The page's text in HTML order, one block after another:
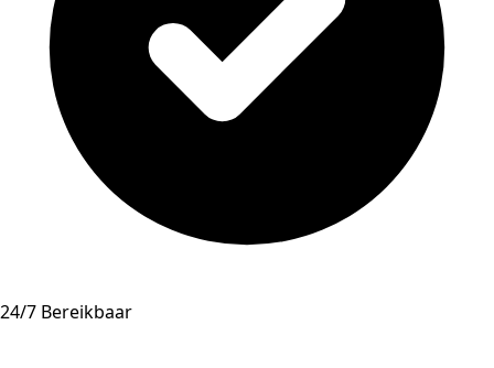
24/7 Bereikbaar